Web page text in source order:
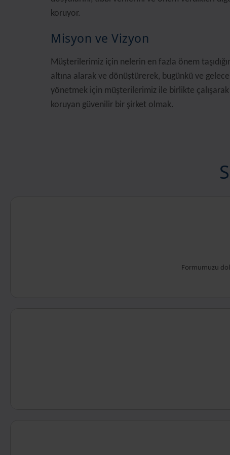
koruyor.
Misyon ve Vizyon
Müşterilerimiz için nelerin en fazla önem
altına alarak ve dönüştürerek, bugünkü ve
yönetmek için müşterilerimiz ile birlikte çalışarak
koruyan güvenilir bir şirket olmak.
Formumuzu